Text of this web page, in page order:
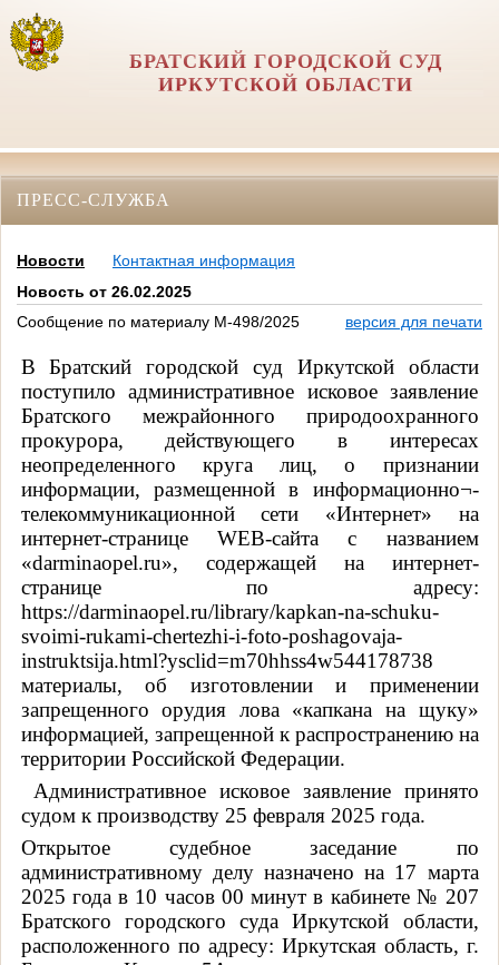
БРАТСКИЙ ГОРОДСКОЙ СУД
ИРКУТСКОЙ ОБЛАСТИ
ПРЕСС-СЛУЖБА
Новости
Контактная информация
Новость от 26.02.2025
Сообщение по материалу М-498/2025
версия для печати
В Братский городской суд Иркутской области
поступило административное исковое заявление
Братского межрайонного природоохранного
прокурора, действующего в интересах
неопределенного круга лиц, о признании
информации, размещенной в информационно¬-
телекоммуникационной сети «Интернет» на
интернет-странице WEB-сайта с названием
«darminaopel.ru», содержащей на интернет-
странице по адресу:
https://darminaopel.ru/library/kapkan-na-schuku-
svoimi-rukami-chertezhi-i-foto-poshagovaja-
instruktsija.html?ysclid=m70hhss4w544178738
материалы, об изготовлении и применении
запрещенного орудия лова «капкана на щуку»
информацией, запрещенной к распространению на
территории Российской Федерации.
Административное исковое заявление принято
судом к производству 25 февраля 2025 года.
Открытое судебное заседание по
административному делу назначено на 17 марта
2025 года в 10 часов 00 минут в кабинете № 207
Братского городского суда Иркутской области,
расположенного по адресу: Иркутская область, г.